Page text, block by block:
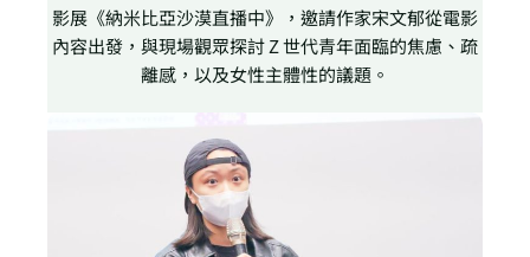
影展《納米比亞沙漠直播中》，邀請作家宋文郁從電影
內容出發，與現場觀眾探討 Z 世代青年面臨的焦慮、疏
離感，以及女性主體性的議題。